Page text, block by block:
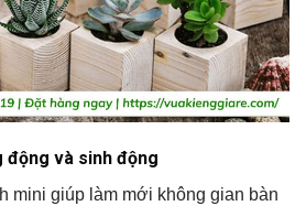
và sinh động
mini giúp làm mới không gian bàn